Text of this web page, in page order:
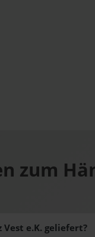
zum
e.K. geliefert?